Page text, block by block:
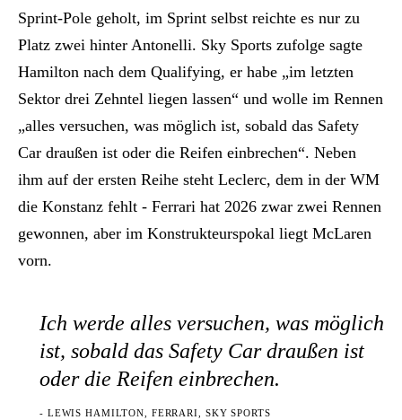
Sprint-Pole geholt, im Sprint selbst reichte es nur zu
Platz zwei hinter Antonelli. Sky Sports zufolge sagte
Hamilton nach dem Qualifying, er habe „im letzten
Sektor drei Zehntel liegen lassen“ und wolle im Rennen
„alles versuchen, was möglich ist, sobald das Safety
Car draußen ist oder die Reifen einbrechen“. Neben
ihm auf der ersten Reihe steht Leclerc, dem in der WM
die Konstanz fehlt - Ferrari hat 2026 zwar zwei Rennen
gewonnen, aber im Konstrukteurspokal liegt McLaren
vorn.
Ich werde alles versuchen, was möglich
ist, sobald das Safety Car draußen ist
oder die Reifen einbrechen.
- LEWIS HAMILTON, FERRARI, SKY SPORTS